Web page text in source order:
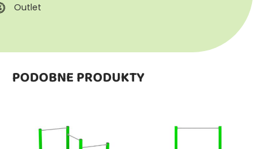
Outlet
PODOBNE PRODUKTY